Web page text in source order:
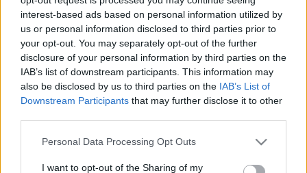
interest-based ads based on personal information utilized by
us or personal information disclosed to third parties prior to
your opt-out. You may separately opt-out of the further
disclosure of your personal information by third parties on the
IAB’s list of downstream participants. This information may
also be disclosed by us to third parties on the IAB’s List of
Downstream Participants that may further disclose it to other
Please note that this website/app uses one or more Google
not limited to your visit or usage behaviour. You may click to
Personal Data Processing Opt Outs
I want to opt-out of the Sharing of my
2021-től Jari-Matti Latvala vezeti a Toyota WRC csapatát,
azonban 2025-ben rajthoz áll a Historic Eb-n, helyettese
pedig a négyszeres világbajnok Juha Kankkunen lesz, aki
már évek óta a Toyota családjához tartozik.
Kankkunen nagyobb szerepet kap a Toyotánál 2025-ben.